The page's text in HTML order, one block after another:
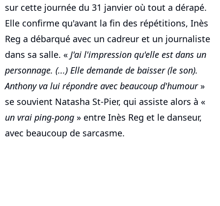
sur cette journée du 31 janvier où tout a dérapé.
Elle confirme qu'avant la fin des répétitions, Inès
Reg a débarqué avec un cadreur et un journaliste
dans sa salle. « J'ai l'impression qu'elle est dans un
personnage. (...) Elle demande de baisser (le son).
Anthony va lui répondre avec beaucoup d'humour»
se souvient Natasha St-Pier, qui assiste alors à «
un vrai ping-pong » entre Inès Reg et le danseur,
avec beaucoup de sarcasme.